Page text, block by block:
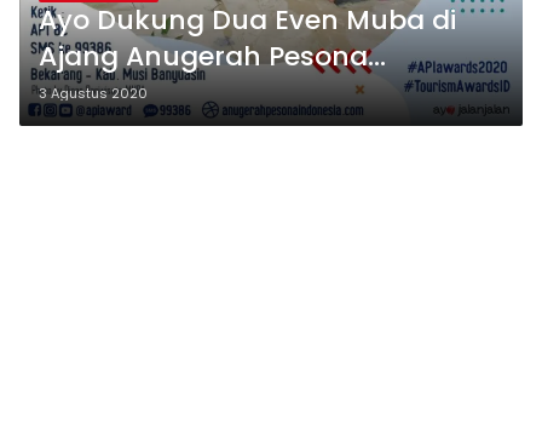
Ayo Dukung Dua Even Muba di
Ajang Anugerah Pesona
Indonesia 2020
3 Agustus 2020